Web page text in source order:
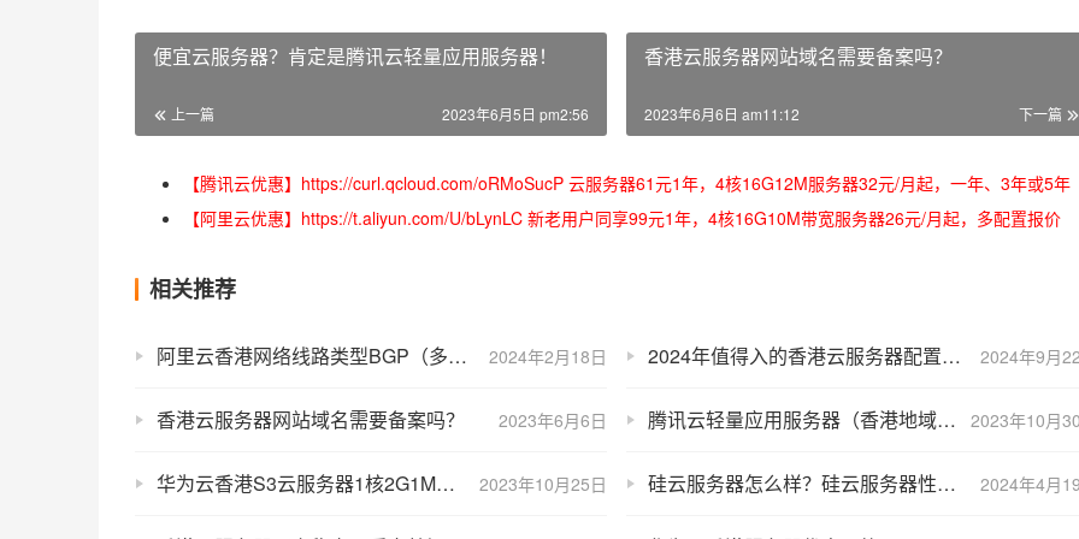
便宜云服务器？肯定是腾讯云轻量应用服务器！
上一篇 2023年6月5日 pm2:56
香港云服务器网站域名需要备案吗？
下一篇
2023年6月6日 am11:12
【腾讯云优惠】https://curl.qcloud.com/oRMoSucP 云服务器61元1年，4核16G12M服务器32元/月起，一年、3年或5年
【阿里云优惠】https://t.aliyun.com/U/bLynLC 新老用户同享99元1年，4核16G10M带宽服务器26元/月起，多配置报价
相关推荐
2024年2月18日
阿里云香港网络线路类型BGP（多线）精品详细介绍_CN2测速 2024年9月
2024年值得入的香港云服务器配置和租赁优惠价格
2023年6月6日
香港云服务器网站域名需要备案吗？ 2023年10月
腾讯云轻量应用服务器（香港地域）性能测评和优惠价格
2023年10月25日
华为云香港S3云服务器1核2G1M带宽优惠价格99元一年 2024年4月
硅云服务器怎么样？硅云服务器性能测评